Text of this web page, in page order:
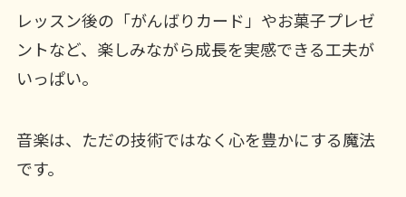
レッスン後の「がんばりカード」やお菓子プレゼ
ントなど、楽しみながら成長を実感できる工夫が
いっぱい。
音楽は、ただの技術ではなく心を豊かにする魔法
です。